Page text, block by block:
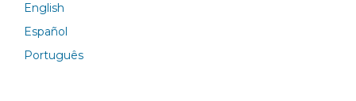
English
Español
Português